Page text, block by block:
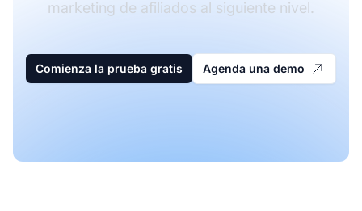
marketing de afiliados al siguiente nivel.
Comienza la prueba gratis Agenda una demo